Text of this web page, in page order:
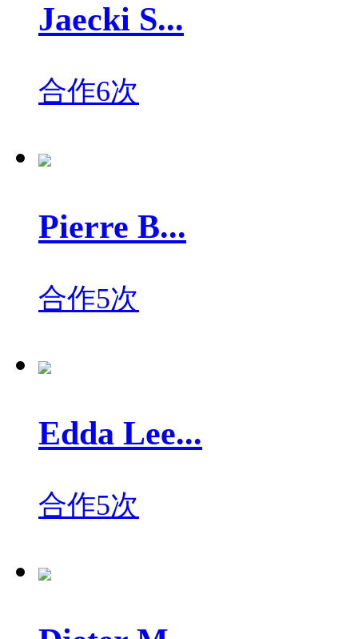
Jaecki S...
合作6次
Pierre B...
合作5次
Edda Lee...
合作5次